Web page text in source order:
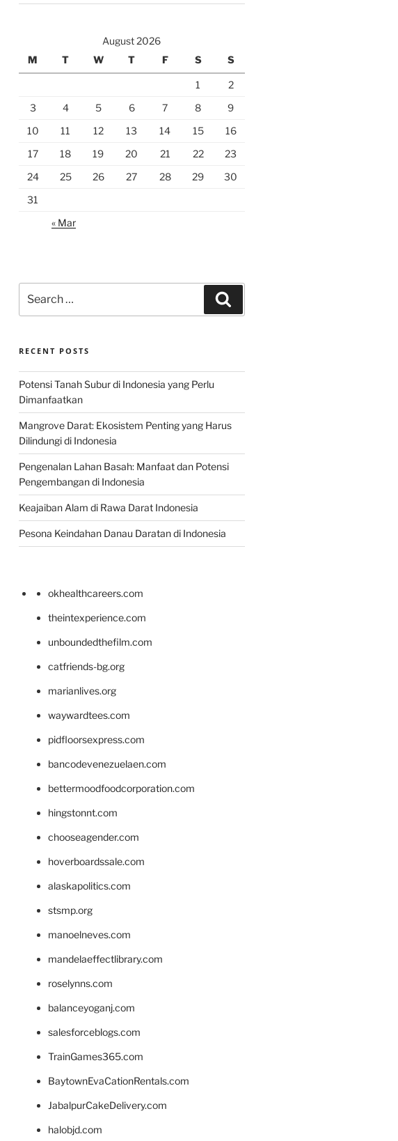
August 2026
M
T W T F S S
1
2
3
4 5 6 7 8
9
10
11 12 13 14 15
16
17
18 19 20 21 22
23
24
25 26 27 28 29
30
31
« Mar
for:
RECENT POSTS
Potensi Tanah Subur di Indonesia yang Perlu
Dimanfaatkan
Mangrove Darat: Ekosistem Penting yang Harus
Dilindungi di Indonesia
Pengenalan Lahan Basah: Manfaat dan Potensi
Pengembangan di Indonesia
Keajaiban Alam di Rawa Darat Indonesia
Pesona Keindahan Danau Daratan di Indonesia
okhealthcareers.com
theintexperience.com
unboundedthefilm.com
catfriends-bg.org
marianlives.org
waywardtees.com
pidfloorsexpress.com
bancodevenezuelaen.com
bettermoodfoodcorporation.com
hingstonnt.com
chooseagender.com
hoverboardssale.com
alaskapolitics.com
stsmp.org
manoelneves.com
mandelaeffectlibrary.com
roselynns.com
balanceyoganj.com
salesforceblogs.com
TrainGames365.com
BaytownEvaCationRentals.com
JabalpurCakeDelivery.com
halobjd.com